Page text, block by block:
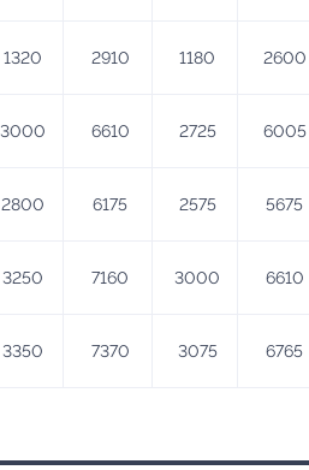
1320 2910 1180 2600
3000 6610 2725 6005
2800 6175 2575 5675
3250 7160 3000 6610
3350 7370 3075 6765